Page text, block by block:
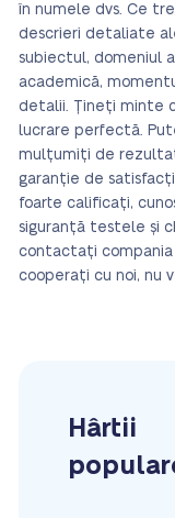
în numele dvs. Ce
descrieri detaliate
subiectul, domeniul
academică,
detalii. Țineți minte
lucrare perfectă.
mulțumiți de
garanție de
foarte calificați,
siguranță testele și
contactați
cooperați cu noi, nu
Hârtii